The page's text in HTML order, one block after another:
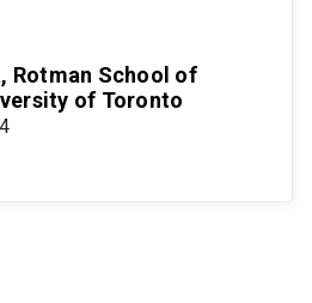
Rotman School of
of Toronto